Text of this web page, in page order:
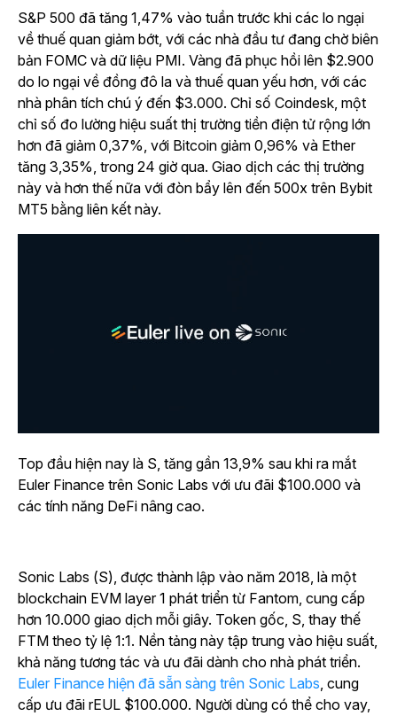
S&P 500 đã tăng 1,47% vào tuần trước khi các lo ngại
về thuế quan giảm bớt, với các nhà đầu tư đang chờ biên
bản FOMC và dữ liệu PMI. Vàng đã phục hồi lên $2.900
do lo ngại về đồng đô la và thuế quan yếu hơn, với các
nhà phân tích chú ý đến $3.000. Chỉ số Coindesk, một
chỉ số đo lường hiệu suất thị trường tiền điện tử rộng lớn
hơn đã giảm 0,37%, với Bitcoin giảm 0,96% và Ether
tăng 3,35%, trong 24 giờ qua. Giao dịch các thị trường
này và hơn thế nữa với đòn bẩy lên đến 500x trên Bybit
MT5 bằng liên kết này.
Top đầu hiện nay là S, tăng gần 13,9% sau khi ra mắt
Euler Finance trên Sonic Labs với ưu đãi $100.000 và
các tính năng DeFi nâng cao.
Sonic Labs (S), được thành lập vào năm 2018, là một
blockchain EVM layer 1 phát triển từ Fantom, cung cấp
hơn 10.000 giao dịch mỗi giây. Token gốc, S, thay thế
FTM theo tỷ lệ 1:1. Nền tảng này tập trung vào hiệu suất,
khả năng tương tác và ưu đãi dành cho nhà phát triển.
Euler Finance hiện đã sẵn sàng trên Sonic Labs, cung
cấp ưu đãi rEUL $100.000. Người dùng có thể cho vay,